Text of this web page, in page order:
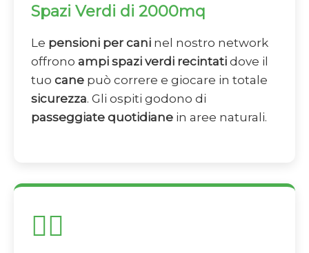
Spazi Verdi di 2000mq
Le pensioni per cani nel nostro network
offrono ampi spazi verdi recintati dove il
tuo cane può correre e giocare in totale
sicurezza. Gli ospiti godono di
passeggiate quotidiane in aree naturali.
👨‍⚕️